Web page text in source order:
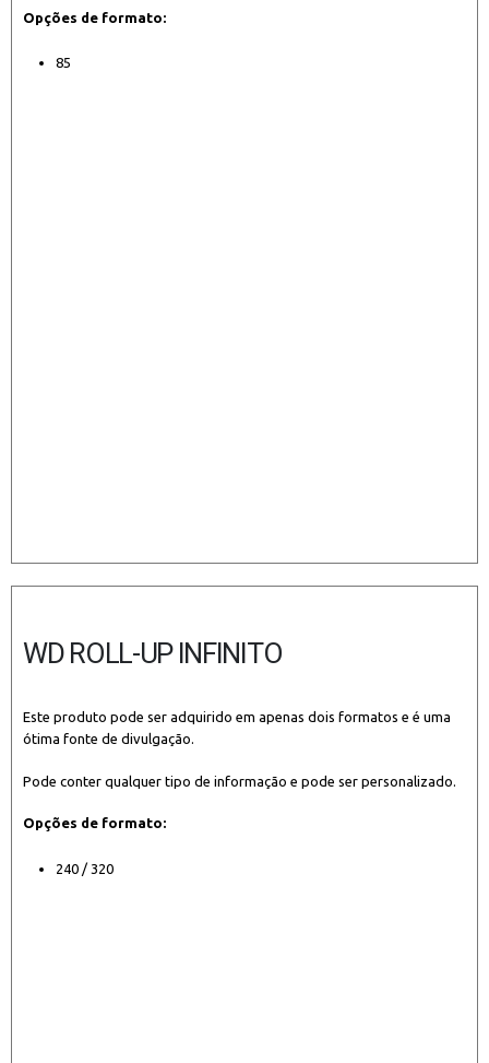
Opções de formato:
85
WD ROLL-UP INFINITO
Este produto pode ser adquirido em apenas dois formatos e é uma
ótima fonte de divulgação.
Pode conter qualquer tipo de informação e pode ser personalizado.
Opções de formato:
240 / 320